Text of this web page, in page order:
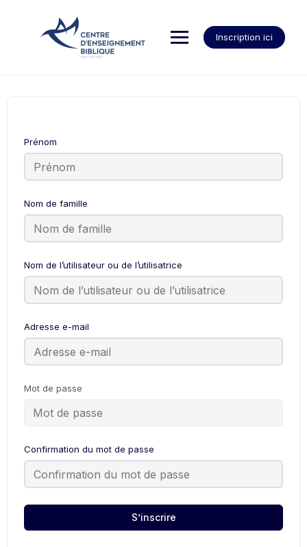
Inscription ici
Prénom
Nom de famille
Nom de l’utilisateur ou de l’utilisatrice
Adresse e-mail
Mot de passe
Confirmation du mot de passe
S’inscrire